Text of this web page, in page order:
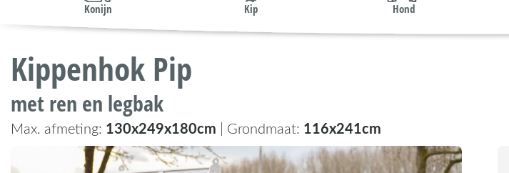
Konijn Kip Hond
Kippenhok Pip
met ren en legbak
Max. afmeting: 130x249x180cm | Grondmaat: 116x241cm